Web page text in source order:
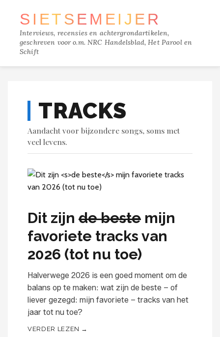
SIETSE MEIJER
Interviews, recensies en achtergrondartikelen,
geschreven voor o.m. NRC Handelsblad, Het Parool en
Schift
FILM
MUZIEK
BOEKEN
TRACKS
Aandacht voor bijzondere songs, soms met
veel levens.
Dit zijn de beste mijn
favoriete tracks van
2026 (tot nu toe)
Halverwege 2026 is een goed moment om de
balans op te maken: wat zijn de beste – of
liever gezegd: mijn favoriete – tracks van het
jaar tot nu toe?
VERDER LEZEN →